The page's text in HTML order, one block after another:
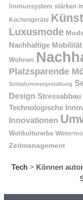
Immunsystem stärken
Küchengeräte
Luxusmode
Nachhaltige Mobilität
Wohnen
Platzsparende
Schlafzimmergestaltung
Design Stressabbau
Technologische
Innovationen
Weltkulturerbe
Zeitmanagement
Tech> Können